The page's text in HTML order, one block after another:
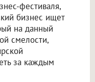
фестиваля,
бизнес ищет
на данный
смелости,
за каждым